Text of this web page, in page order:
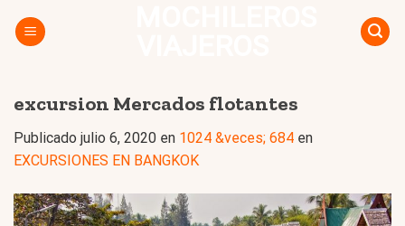
excursion Mercados flotantes
Publicado julio 6, 2020 en 1024 &veces; 684 en
EXCURSIONES EN BANGKOK